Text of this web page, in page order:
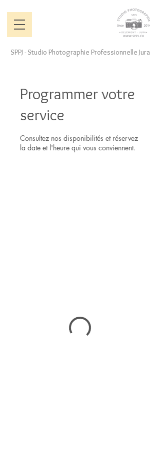
SPPJ - Studio Photographie Professionnelle Jura
Programmer votre
service
Consultez nos disponibilités et réservez
la date et l'heure qui vous conviennent.